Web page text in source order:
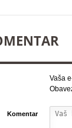
Vaša
Komentar